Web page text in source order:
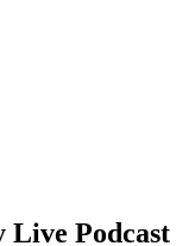
Live